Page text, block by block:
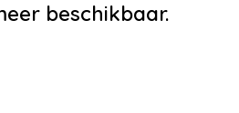
beschikbaar.